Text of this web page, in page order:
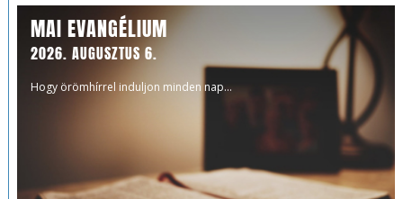
MAI EVANGÉLIUM
2026. AUGUSZTUS 6.
Hogy örömhírrel induljon minden nap...